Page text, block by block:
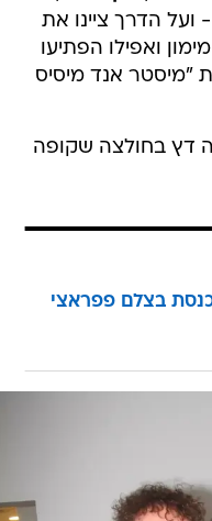
- ועל הדרך ציינו את
ואפילו הפתיעו
"מיסטר אנד מיסיס
דץ בחולצה שקופה
בצלם פפראצי